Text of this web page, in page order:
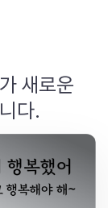
새로운
다.